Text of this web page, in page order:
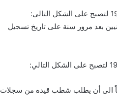
بعد مرور سنة على تاريخ تسجيل
الى أن يطلب شطب قيده من سجلات